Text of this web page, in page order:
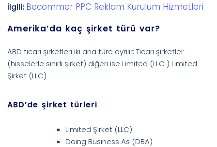
İlgili: Becommer PPC Reklam Kurulum Hizmetleri
Amerika’da kaç şirket türü var?
ABD ticari şirketleri iki ana türe ayrılır: Ticari şirketler
(hisselerle sınırlı şirket) diğeri ise Limited (LLC ) Limited
Şirket (LLC)
ABD’de şirket türleri
Limited Şirket (LLC)
Doing Business As (DBA)